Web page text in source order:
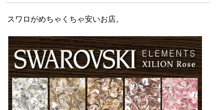
スワロがめちゃくちゃ安いお店。